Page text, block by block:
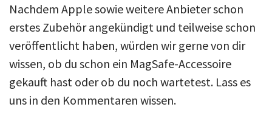
Nachdem Apple sowie weitere Anbieter schon
erstes Zubehör angekündigt und teilweise schon
veröffentlicht haben, würden wir gerne von dir
wissen, ob du schon ein MagSafe-Accessoire
gekauft hast oder ob du noch wartetest. Lass es
uns in den Kommentaren wissen.